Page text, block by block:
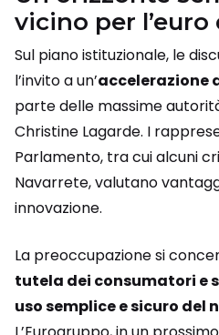
vicino per
Sul piano istituzionale, le
l’invito a un’accelerazione
parte delle massime
Christine Lagarde. I
Parlamento, tra cui alcuni
Navarrete, valutano
innovazione.
La preoccupazione si
tutela dei consumatori e
uso semplice e sicuro del